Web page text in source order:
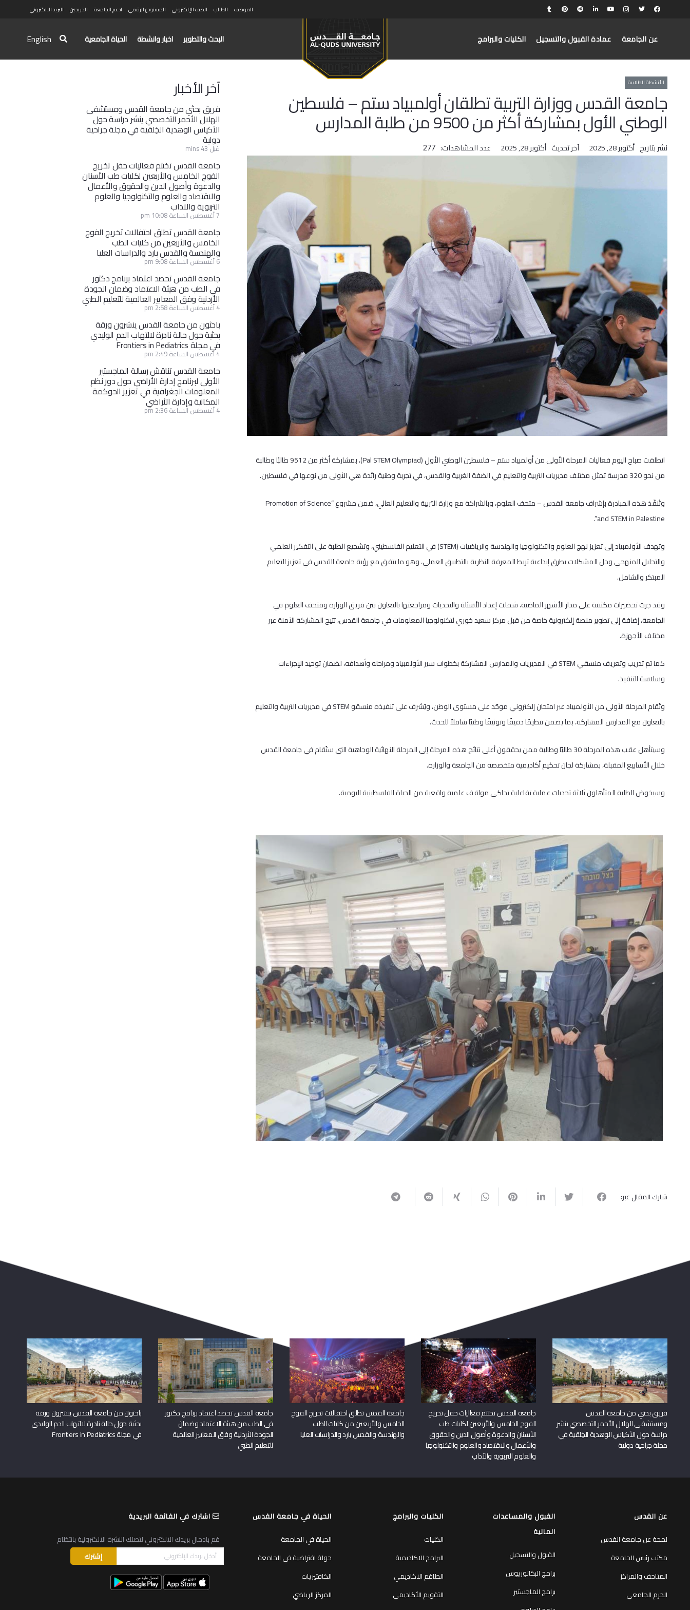
الموظف الطالب الصف الإلكتروني المستودع الرقمي ادعم الجامعة الخريجين البريد الالكتروني
عن الجامعة عمادة القبول والتسجيل الكليات والبرامج البحث والتطوير اخبار وانشطة الحياة الجامعية English
الأنشطة الطلابية
جامعة القدس ووزارة التربية تطلقان أولمبياد ستم – فلسطين
الوطني الأول بمشاركة أكثر من 9500 من طلبة المدارس
نشر بتاريخ أكتوبر 28, 2025 آخر تحديث أكتوبر 28, 2025 عدد المشاهدات: 277
انطلقت صباح اليوم فعاليات المرحلة الأولى من أولمبياد ستم – فلسطين الوطني الأول (Pal STEM Olympiad)، بمشاركة أكثر من 9512 طالبًا وطالبة
من نحو 320 مدرسة تمثل مختلف مديريات التربية والتعليم في الضفة الغربية والقدس، في تجربة وطنية رائدة هي الأولى من نوعها في فلسطين.
وتُنفّذ هذه المبادرة بإشراف جامعة القدس – متحف العلوم، وبالشراكة مع وزارة التربية والتعليم العالي، ضمن مشروع “Promotion of Science
and STEM in Palestine”.
وتهدف الأولمبياد إلى تعزيز نهج العلوم والتكنولوجيا والهندسة والرياضيات (STEM) في التعليم الفلسطيني، وتشجيع الطلبة على التفكير العلمي
والتحليل المنهجي وحل المشكلات بطرق إبداعية تربط المعرفة النظرية بالتطبيق العملي، وهو ما يتفق مع رؤية جامعة القدس في تعزيز التعليم
المبتكر والشامل.
وقد جرت تحضيرات مكثفة على مدار الأشهر الماضية، شملت إعداد الأسئلة والتحديات ومراجعتها بالتعاون بين فريق الوزارة ومتحف العلوم في
الجامعة، إضافة إلى تطوير منصة إلكترونية خاصة من قبل مركز سعيد خوري لتكنولوجيا المعلومات في جامعة القدس، تتيح المشاركة الآمنة عبر
مختلف الأجهزة.
كما تم تدريب وتعريف منسقي STEM في المديريات والمدارس المشاركة بخطوات سير الأولمبياد ومراحله وأهدافه، لضمان توحيد الإجراءات
وسلاسة التنفيذ.
وتُقام المرحلة الأولى من الأولمبياد عبر امتحان إلكتروني موحّد على مستوى الوطن، ويُشرف على تنفيذه منسقو STEM في مديريات التربية والتعليم
بالتعاون مع المدارس المشاركة، بما يضمن تنظيمًا دقيقًا وتوثيقًا وطنيًا شاملاً للحدث.
وسيتأهل عقب هذه المرحلة 30 طالبًا وطالبة ممن يحققون أعلى نتائج هذه المرحلة إلى المرحلة النهائية الوجاهية التي ستُقام في جامعة القدس
خلال الأسابيع المقبلة، بمشاركة لجان تحكيم أكاديمية متخصصة من الجامعة والوزارة.
وسيخوض الطلبة المتأهلون ثلاثة تحديات عملية تفاعلية تحاكي مواقف علمية واقعية من الحياة الفلسطينية اليومية.
شارك المقال عبر:
آخر الأخبار
فريق بحثي من جامعة القدس ومستشفى
الهلال الأحمر التخصصي ينشر دراسة حول
الأكياس الوهدية الخِلقية في مجلة جراحية
دولية
قبل 43 mins
جامعة القدس تختتم فعاليات حفل تخريج
الفوج الخامس والأربعين لكليات طب الأسنان
والدعوة وأصول الدين والحقوق والأعمال
والاقتصاد والعلوم والتكنولوجيا والعلوم
التربوية والآداب
7 أغسطس الساعة 10:08 pm
جامعة القدس تطلق احتفالات تخريج الفوج
الخامس والأربعين من كليات الطب
والهندسة والقدس بارد والدراسات العليا
6 أغسطس الساعة 9:08 pm
جامعة القدس تحصد اعتماد برنامج دكتور
في الطب من هيئة الاعتماد وضمان الجودة
الأردنية وفق المعايير العالمية للتعليم الطبي
4 أغسطس الساعة 2:58 pm
باحثون من جامعة القدس ينشرون ورقة
بحثية حول حالة نادرة لالتهاب الدم الوليدي
في مجلة Frontiers in Pediatrics
4 أغسطس الساعة 2:49 pm
جامعة القدس تناقش رسالة الماجستير
الأولى لبرنامج إدارة الأراضي حول دور نظم
المعلومات الجغرافية في تعزيز الحوكمة
المكانية وإدارة الأراضي
4 أغسطس الساعة 2:36 pm
فريق بحثي من جامعة القدس
ومستشفى الهلال الأحمر التخصصي ينشر
دراسة حول الأكياس الوهدية الخِلقية في
مجلة جراحية دولية
جامعة القدس تختتم فعاليات حفل تخريج
الفوج الخامس والأربعين لكليات طب
الأسنان والدعوة وأصول الدين والحقوق
والأعمال والاقتصاد والعلوم والتكنولوجيا
والعلوم التربوية والآداب
جامعة القدس تطلق احتفالات تخريج الفوج
الخامس والأربعين من كليات الطب
والهندسة والقدس بارد والدراسات العليا
جامعة القدس تحصد اعتماد برنامج دكتور
في الطب من هيئة الاعتماد وضمان
الجودة الأردنية وفق المعايير العالمية
للتعليم الطبي
باحثون من جامعة القدس ينشرون ورقة
بحثية حول حالة نادرة لالتهاب الدم الوليدي
في مجلة Frontiers in Pediatrics
عن القدس
لمحة عن جامعة القدس
مكتب رئيس الجامعة
المتاحف والمراكز
الحرم الجامعي
القبول والمساعدات
المالية
القبول والتسجيل
برامج البكالوريوس
برامج الماجستير
الكليات والبرامج
الكليات
البرامج الاكاديمية
الطاقم الاكاديمي
التقويم الأكاديمي
الحياة في جامعة القدس
الحياة في الجامعة
جولة افتراضية في الجامعة
الكافتيريات
المركز الرياضي
اشترك في القائمة البريدية
قم بادخال بريدك الالكتروني لتصلك النشرة الالكترونية بانتظام